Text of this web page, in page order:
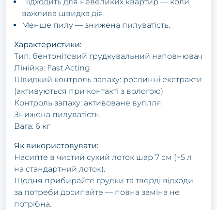
важлива швидка дія.
Менше пилу — знижена пилуватість.
Характеристики:
Тип: бентонітовий грудкувальний наповнювач
Лінійка: Fast Acting
Швидкий контроль запаху: рослинні екстракти
(активуються при контакті з вологою)
Контроль запаху: активоване вугілля
Знижена пилуватість
Вага: 6 кг
Як використовувати:
Насипте в чистий сухий лоток шар 7 см (~5 л
на стандартний лоток).
Щодня прибирайте грудки та тверді відходи,
за потреби досипайте — повна заміна не
потрібна.